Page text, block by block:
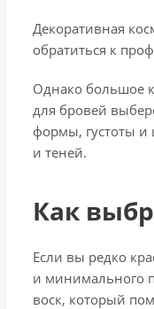
Декоративная
обратиться к
Однако большое
для бровей
формы, густоты и
и теней.
Как
Если вы редко
и минимального
воск, который